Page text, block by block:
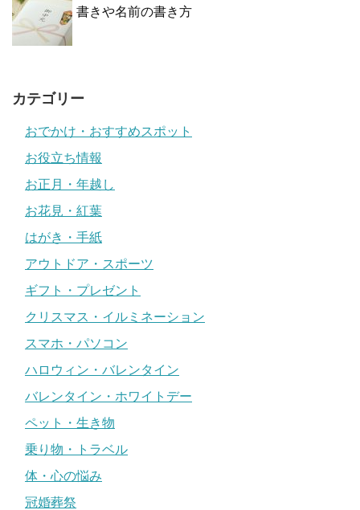
書きや名前の書き方
カテゴリー
おでかけ・おすすめスポット
お役立ち情報
お正月・年越し
お花見・紅葉
はがき・手紙
アウトドア・スポーツ
ギフト・プレゼント
クリスマス・イルミネーション
スマホ・パソコン
ハロウィン・バレンタイン
バレンタイン・ホワイトデー
ペット・生き物
乗り物・トラベル
体・心の悩み
冠婚葬祭